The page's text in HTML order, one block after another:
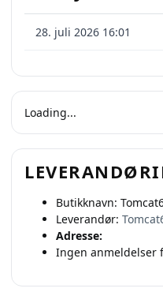
28. juli 2026 16:01
Loading...
Butikknavn:
Leverandør:
Adresse:
Ingen anmeldelser